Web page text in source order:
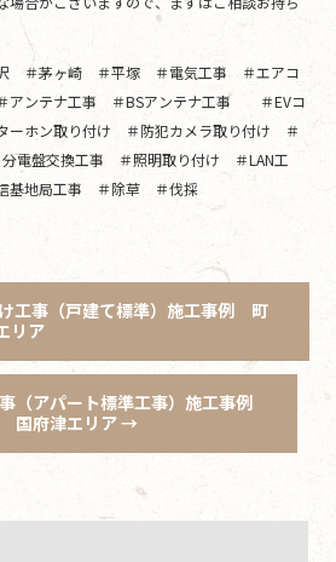
＃茅ヶ崎 ＃平塚 ＃電気工事 ＃エアコ
アンテナ工事 ＃BSアンテナ工事 ＃EVコ
ーホン取り付け ＃防犯カメラ取り付け ＃
電盤交換工事 ＃照明取り付け ＃LAN工
基地局工事 ＃除草 ＃伐採
工事（戸建て標準）施工事例 町
リア
（アパート標準工事）施工事例
府津エリア→